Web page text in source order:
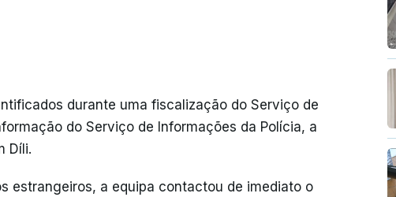
durante uma fiscalização do Serviço de
do Serviço de Informações da Polícia, a
Díli.
estrangeiros, a equipa contactou de imediato o